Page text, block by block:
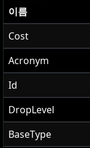
이름
Cost
Acronym
Id
DropLevel
BaseType